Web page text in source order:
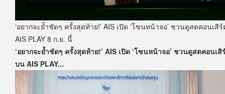
‘อยากจะย้ำชัดๆ ครั้งสุดท้าย!’ AIS เปิด ‘โซนหน้าจอ’ ชวนดูสดคอนเสิ
AIS PLAY 8 ก.ย. นี้
‘อยากจะย้ำชัดๆ ครั้งสุดท้าย!’ AIS เปิด ‘โซนหน้าจอ’ ชวนดูสดคอนเ
บน AIS PLAY...
‘อยากจะย้ำชัดๆ ครั้งสุดท้าย!’ AIS เปิด ‘โซนหน้าจอ’ ชวนดูสดคอนเ
บน...